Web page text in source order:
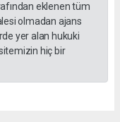
eklenen tüm
olmadan ajans
yer alan hukuki
hiç bir